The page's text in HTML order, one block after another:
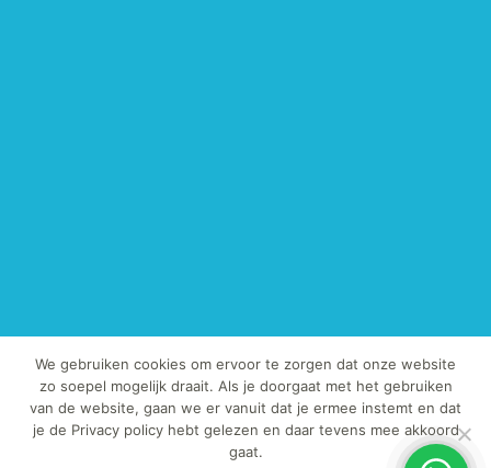
© Copyright 2013-2019 - TegelExpert.nl | Het kopiëren van onze foto's
en / of teksten is strafbaar.
We gebruiken cookies om ervoor te zorgen dat onze website
zo soepel mogelijk draait. Als je doorgaat met het gebruiken
van de website, gaan we er vanuit dat je ermee instemt en dat
je de Privacy policy hebt gelezen en daar tevens mee akkoord
gaat.